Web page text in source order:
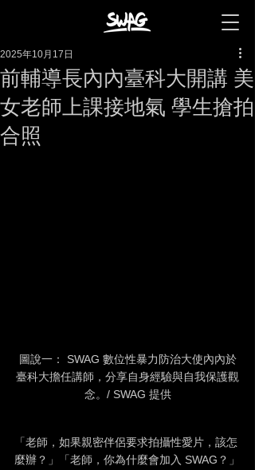
前輔導長內內臺科大開講 美
女老師上課接地氣 學生搶拍
合照
2025年10月17日
圖說一： SWAG 數位性暴力防治大使內內於
臺科大擔任講師，分享自身經驗與自我保護觀
念。/ SWAG 提供
「老師，如果親密伴侶要求拍攝性愛片，該怎
麼辦？」「老師，你為什麼會加入 SWAG？」